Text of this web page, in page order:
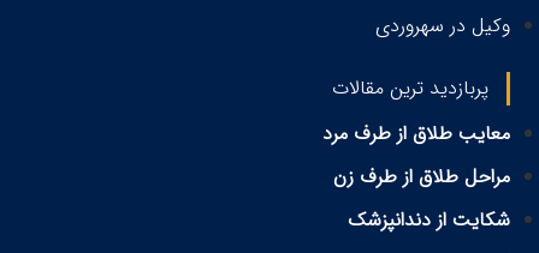
وکیل در سهروردی
پربازدید ترین مقالات
معایب طلاق از طرف مرد
مراحل طلاق از طرف زن
شکایت از دندانپزشک